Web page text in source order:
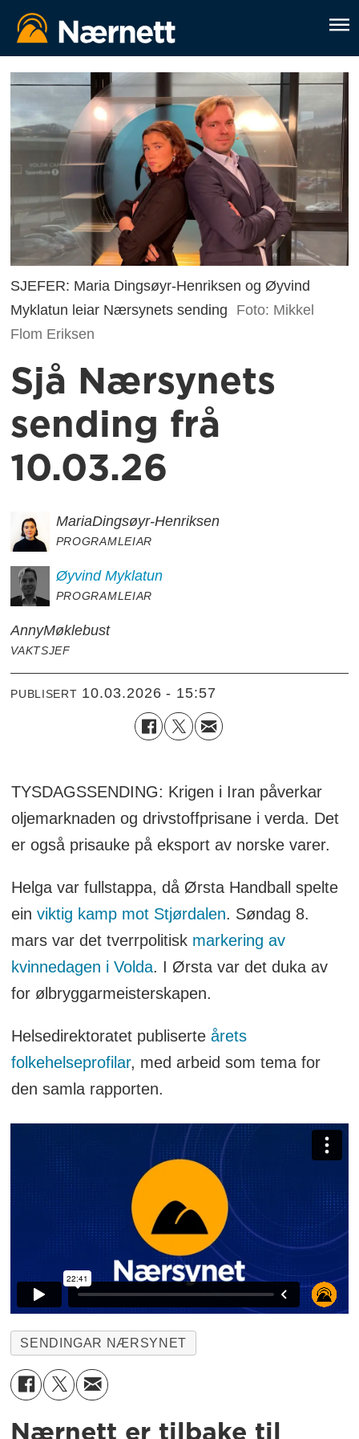
SJEFER: Maria Dingsøyr-Henriksen og Øyvind
Myklatun leiar Nærsynets sending
Foto: Mikkel
Flom Eriksen
Sjå Nærsynets
sending frå
10.03.26
MariaDingsøyr-Henriksen
PROGRAMLEIAR
Øyvind Myklatun
PROGRAMLEIAR
AnnyMøklebust
VAKTSJEF
PUBLISERT 10.03.2026 - 15:57
TYSDAGSSENDING: Krigen i Iran påverkar
oljemarknaden og drivstoffprisane i verda. Det
er også prisauke på eksport av norske varer.
Helga var fullstappa, då Ørsta Handball spelte
ein viktig kamp mot Stjørdalen. Søndag 8.
mars var det tverrpolitisk markering av
kvinnedagen i Volda. I Ørsta var det duka av
for ølbryggarmeisterskapen.
Helsedirektoratet publiserte årets
folkehelseprofilar, med arbeid som tema for
den samla rapporten.
SENDINGAR NÆRSYNET
Nærnett er tilbake til